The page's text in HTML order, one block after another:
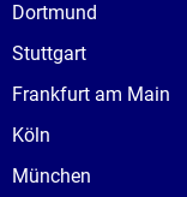
Dortmund
Stuttgart
Frankfurt am Main
Köln
München